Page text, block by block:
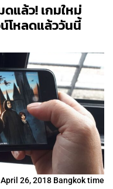
แล้ว! เกมใหม่
โหลดแล้ววันนี้
April 26, 2018 Bangkok time